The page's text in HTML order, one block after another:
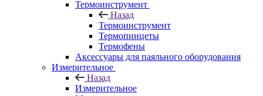
Термоинструмент
Назад
Термоинструмент
Термопинцеты
Термофены
Аксессуары для паяльного оборудования
Измерительное
Назад
Измерительное